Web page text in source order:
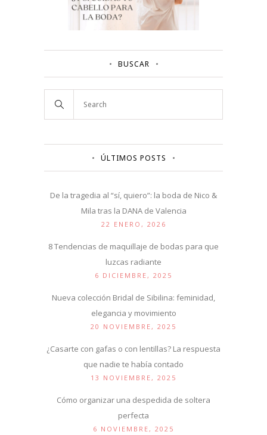
BUSCAR
ÚLTIMOS POSTS
De la tragedia al “sí, quiero”: la boda de Nico &
Mila tras la DANA de Valencia
22 ENERO, 2026
8 Tendencias de maquillaje de bodas para que
luzcas radiante
6 DICIEMBRE, 2025
Nueva colección Bridal de Sibilina: feminidad,
elegancia y movimiento
20 NOVIEMBRE, 2025
¿Casarte con gafas o con lentillas? La respuesta
que nadie te había contado
13 NOVIEMBRE, 2025
Cómo organizar una despedida de soltera
perfecta
6 NOVIEMBRE, 2025